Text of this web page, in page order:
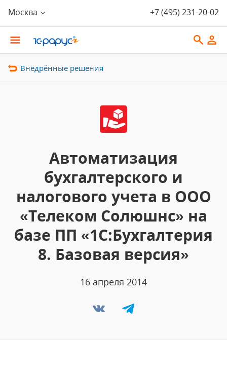
Москва +7 (495) 231-20-02
Внедрённые решения
Автоматизация
бухгалтерского и
налогового учета в ООО
«Телеком Солюшнс» на
базе ПП «1С:Бухгалтерия
8. Базовая версия»
16 апреля 2014